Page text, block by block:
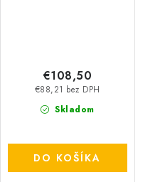
Skladom
€88,21 bez DPH
€108,50
DO KOŠÍKA